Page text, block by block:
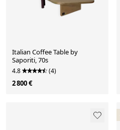
Italian Coffee Table by
Saporiti, 70s
4.8 (4)
2 800 €